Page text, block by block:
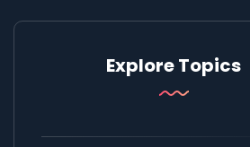
Explore Topics